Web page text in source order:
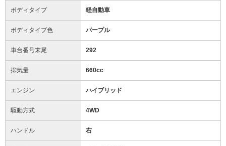
ボディタイプ 軽自動車
ボディタイプ色 パープル
車台番号末尾 292
排気量 660cc
エンジン ハイブリッド
駆動方式 4WD
ハンドル 右